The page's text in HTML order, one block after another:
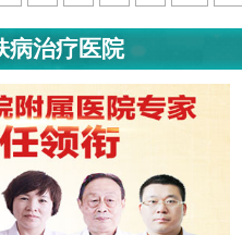
病治疗医院